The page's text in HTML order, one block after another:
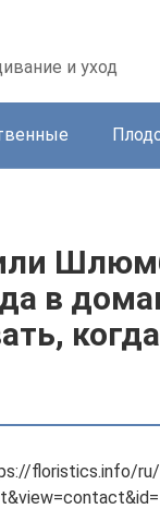
и уход
в
floristics.info/ru/